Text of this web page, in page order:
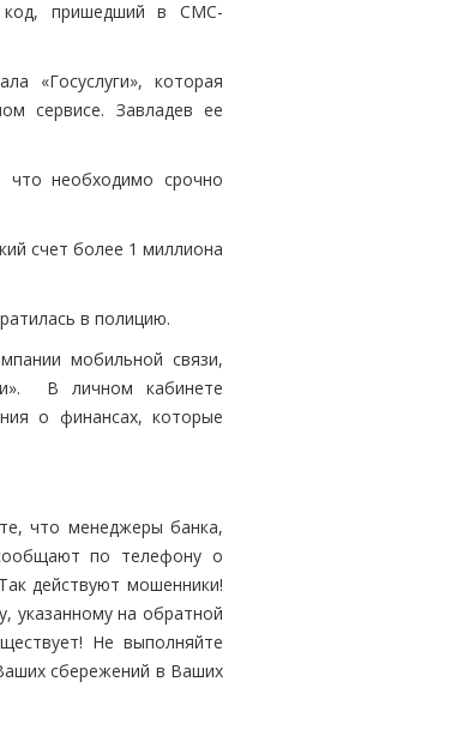
код, пришедший в СМС-
«Госуслуги», которая
сервисе. Завладев ее
что необходимо срочно
счет более 1 миллиона
в полицию.
мобильной связи,
В личном кабинете
о финансах, которые
что менеджеры банка,
по телефону о
действуют мошенники!
указанному на обратной
Не выполняйте
сбережений в Ваших